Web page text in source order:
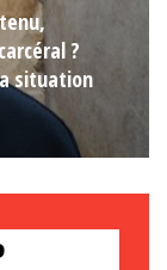
?
situation